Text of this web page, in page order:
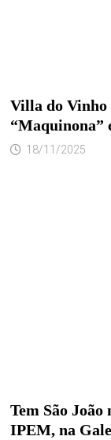
Villa do Vinho
“Maquinona”
18/11/2025
Tem São
IPEM, na